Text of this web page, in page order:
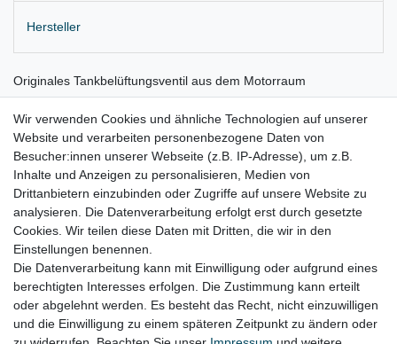
Hersteller
Originales Tankbelüftungsventil aus dem Motorraum
für diverse 3,0 und 3,2 Liter V6 Motoren
Lieferung wie abgebildet
z.B. für:
Lancia Thesis Bj. 2002 - 2009
Lieferzeit etwa 1 bis 3 Werktage
Wir verwenden Cookies und ähnliche Technologien auf unserer
Website und verarbeiten personenbezogene Daten von
Besucher:innen unserer Webseite (z.B. IP-Adresse), um z.B.
Inhalte und Anzeigen zu personalisieren, Medien von
Drittanbietern einzubinden oder Zugriffe auf unsere Website zu
analysieren. Die Datenverarbeitung erfolgt erst durch gesetzte
Cookies. Wir teilen diese Daten mit Dritten, die wir in den
Einstellungen benennen.
Die Datenverarbeitung kann mit Einwilligung oder aufgrund eines
berechtigten Interesses erfolgen. Die Zustimmung kann erteilt
oder abgelehnt werden. Es besteht das Recht, nicht einzuwilligen
und die Einwilligung zu einem späteren Zeitpunkt zu ändern oder